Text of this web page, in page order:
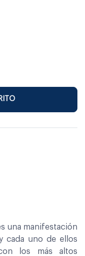
una manifestación
cada uno de ellos
los más altos